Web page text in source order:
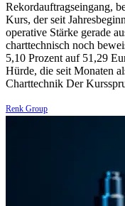
Rekordauftragseingang,
Kurs, der seit
operative Stärke gerade
charttechnisch noch
5,10 Prozent auf 51,29
Hürde, die seit Monaten
Charttechnik Der
Renk Group